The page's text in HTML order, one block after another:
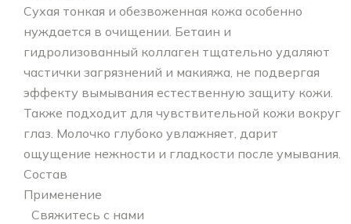
Сухая тонкая и обезвоженная кожа особенно
нуждается в очищении. Бетаин и
гидролизованный коллаген тщательно удаляют
частички загрязнений и макияжа, не подвергая
эффекту вымывания естественную защиту кожи.
Также подходит для чувствительной кожи вокруг
глаз. Молочко глубоко увлажняет, дарит
ощущение нежности и гладкости после умывания.
Состав
Применение
Свяжитесь с нами